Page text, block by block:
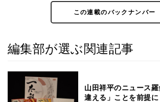
この連載のバックナンバー
編集部が選ぶ関連記事
山田祥平のニュース
違える」ことを前提